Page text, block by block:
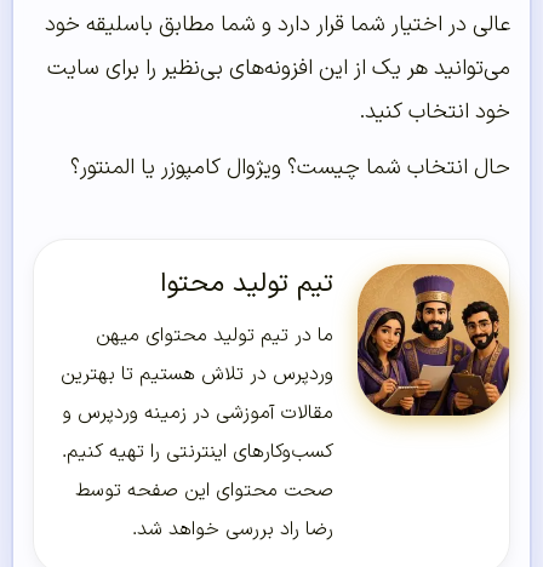
عالی در اختیار شما قرار دارد و شما مطابق باسلیقه خود
می‌توانید هر یک از این افزونه‌های بی‌نظیر را برای سایت
خود انتخاب کنید.
حال انتخاب شما چیست؟ ویژوال کامپوزر یا المنتور؟
تیم تولید محتوا
ما در تیم تولید محتوای میهن
وردپرس در تلاش هستیم تا بهترین
مقالات آموزشی در زمینه وردپرس و
کسب‌و‌کارهای اینترنتی را تهیه کنیم.
صحت محتوای این صفحه توسط
رضا راد بررسی خواهد شد.